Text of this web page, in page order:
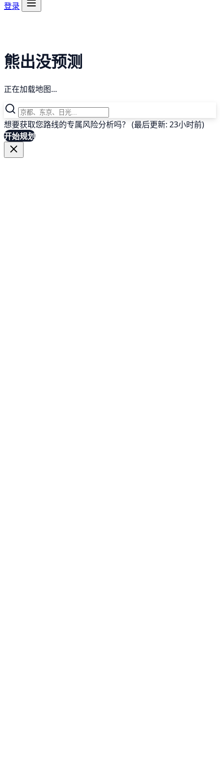
登录
熊出没预测
正在加载地图...
想要获取您路线的专属风险分析吗？ (最后更新: 23小时前)
开始规划